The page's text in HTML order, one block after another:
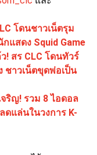
โดนชาวเน็ตรุม
แสดง Squid Game
! สร CLC โดนทัวร์
ชาวเน็ตขุดพ่อเป็น
ริญ! รวม 8 ไอดอล
แล่นในวงการ K-